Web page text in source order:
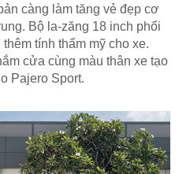
càng làm tăng vẻ đẹp cơ
Bộ la-zăng 18 inch phối
tính thẩm mỹ cho xe.
cửa cùng màu thân xe tạo
Pajero Sport.